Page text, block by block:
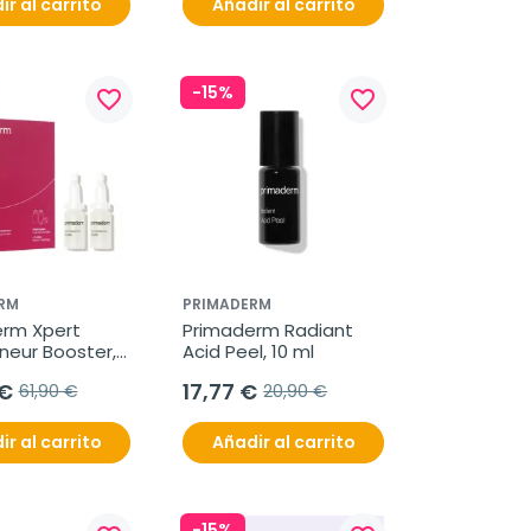
al carrito Añadir al carrito
favorite_border
Xpert
Booster,
61,90 €
al carrito
-15% favorite_border
PRIMADERM
Primaderm Radiant
Acid Peel, 10 ml
17,77 € 20,90 €
Añadir al carrito